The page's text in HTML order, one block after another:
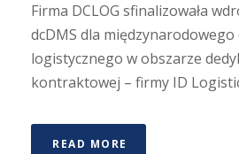
Firma DCLOG sfinalizowała
dcDMS dla
logistycznego w obszarze
kontraktowej – firmy ID
READ MORE